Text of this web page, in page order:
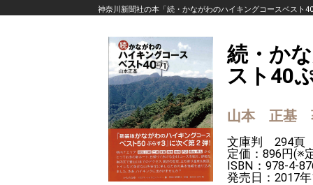
神奈川新聞社の本「続・かながわのハイキングコースベスト
続・か
スト40
山本 正基
文庫判 294頁
定価：896円(※
ISBN：978-4-
発売日：2017